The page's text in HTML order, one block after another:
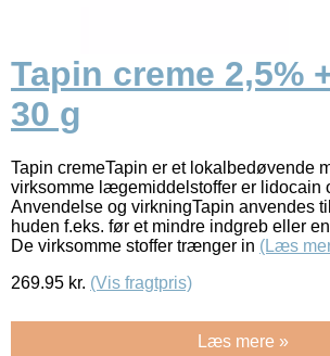
Tapin creme 2,5%
30 g
Tapin cremeTapin er et lokalbedøvende
virksomme lægemiddelstoffer er lidocain
Anvendelse og virkningTapin anvendes
huden f.eks. før et mindre indgreb eller
De virksomme stoffer trænger in (Læs
269.95 kr. (Vis fragtpris)
Læs mere »